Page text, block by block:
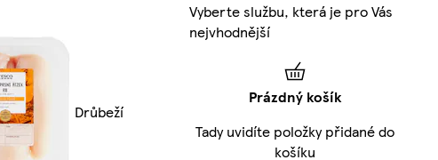
Drůbeží
Vyberte službu, která je pro Vás
nejvhodnější
Prázdný košík
Tady uvidíte položky přidané do
košíku